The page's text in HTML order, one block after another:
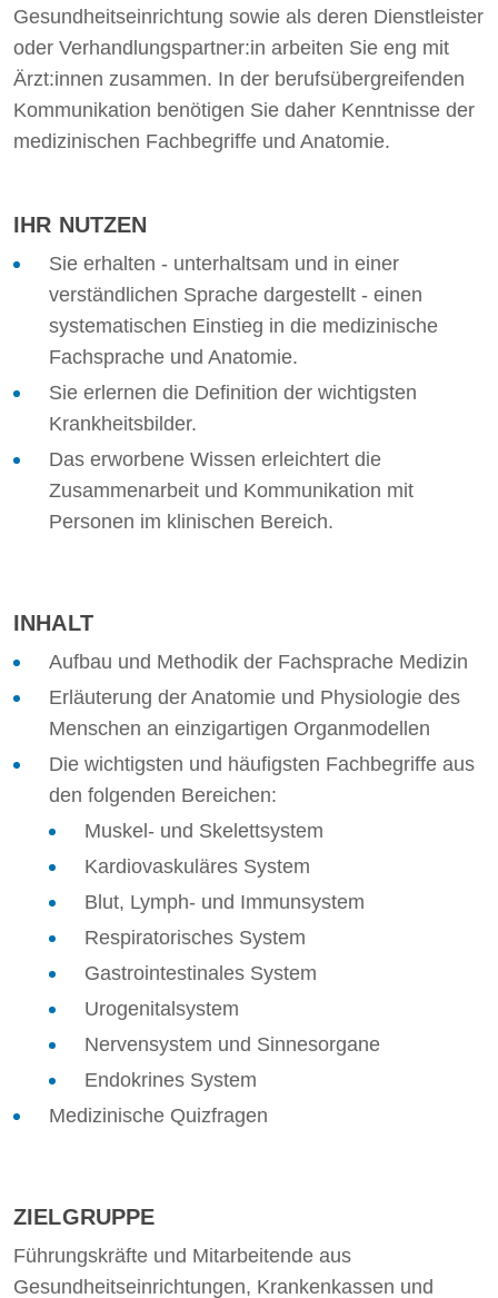
Gesundheitseinrichtung sowie als deren Dienstleister
oder Verhandlungspartner:in arbeiten Sie eng mit
Ärzt:innen zusammen. In der berufsübergreifenden
Kommunikation benötigen Sie daher Kenntnisse der
medizinischen Fachbegriffe und Anatomie.
IHR NUTZEN
Sie erhalten - unterhaltsam und in einer
verständlichen Sprache dargestellt - einen
systematischen Einstieg in die medizinische
Fachsprache und Anatomie.
Sie erlernen die Definition der wichtigsten
Krankheitsbilder.
Das erworbene Wissen erleichtert die
Zusammenarbeit und Kommunikation mit
Personen im klinischen Bereich.
INHALT
Aufbau und Methodik der Fachsprache Medizin
Erläuterung der Anatomie und Physiologie des
Menschen an einzigartigen Organmodellen
Die wichtigsten und häufigsten Fachbegriffe aus
den folgenden Bereichen:
Muskel- und Skelettsystem
Kardiovaskuläres System
Blut, Lymph- und Immunsystem
Respiratorisches System
Gastrointestinales System
Urogenitalsystem
Nervensystem und Sinnesorgane
Endokrines System
Medizinische Quizfragen
ZIELGRUPPE
Führungskräfte und Mitarbeitende aus
Gesundheitseinrichtungen, Krankenkassen und